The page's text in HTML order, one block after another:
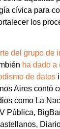
cívica para
los
del grupo de
ha dado a
de datos
Aires contó
como La
Pública,